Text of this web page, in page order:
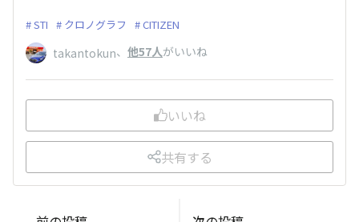
STI クロノグラフ CITIZEN
takantokun、 他57人がいいね
いいね
共有する